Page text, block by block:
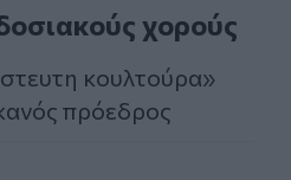
χορούς
κουλτούρα»
πρόεδρος